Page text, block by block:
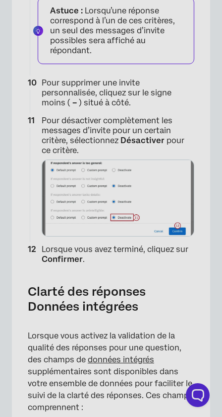
×
Astuce : Lorsqu’une réponse
correspond à l’un de ces critères,
un seul des messages d’invite
possibles sera affiché au
répondant.
Pour supprimer une invite
personnalisée, cliquez sur le signe
moins ( – ) situé à côté.
Pour désactiver complètement les
messages d’invite pour un certain
critère, sélectionnez Désactiver pour
ce critère.
Lorsque vous avez terminé, cliquez sur
Confirmer.
Clarté des réponses
Données intégrées
Lorsque vous activez la validation de la
qualité des réponses pour une question,
des champs de données intégrés
supplémentaires sont disponibles dans
votre ensemble de données pour faciliter le
suivi de la clarté des réponses. Ces champs
comprennent :